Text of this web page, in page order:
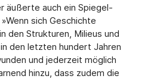
äußerte auch ein Spiegel-
sich Geschichte
den Strukturen, Milieus und
den letzten hundert Jahren
und jederzeit möglich
hinzu, dass zudem die